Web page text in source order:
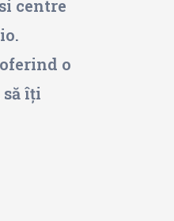
centre
o
îți